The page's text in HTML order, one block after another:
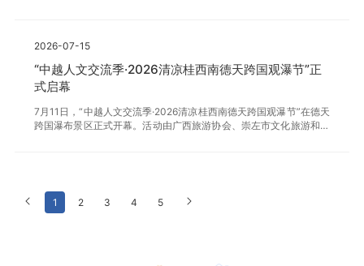
定制见习学习体系。通过与实习生培养计划紧密衔接，未来将定向培
养逾百名中高级船员，为产业持续输送专业管理人才。未来，爱达邮
轮将持续完善人才培养体系，打造高层次人才队伍，为助力中国邮轮
产业高质量发展贡献力量。
2026-07-15
“中越人文交流季·2026清凉桂西南德天跨国观瀑节”正
式启幕
7月11日，“中越人文交流季·2026清凉桂西南德天跨国观瀑节”在德天
跨国瀑布景区正式开幕。活动由广西旅游协会、崇左市文化旅游和体
合作年，本次活动深度融合边境风情与景观资源，全面展现景区多元
化夏日体验和边境文旅发展新活力，创新推出系列暑期特色新玩法，
1 2 3 4 5